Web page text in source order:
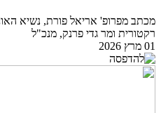
מכתב מפרופ' אריאל פורת, נשיא
רקטורית ומר גדי פרנק, מנכ"ל
01 מרץ 2026